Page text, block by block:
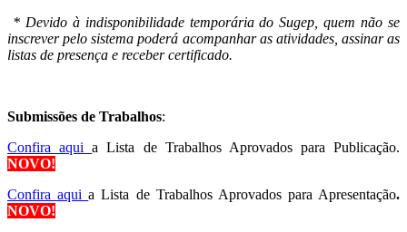
* Devido à indisponibilidade temporária do Sugep, quem não se
inscrever pelo sistema poderá acompanhar as atividades, assinar as
listas de presença e receber certificado.
Submissões de Trabalhos:
Confira aquia Lista de Trabalhos Aprovados para Publicação.
NOVO!
Confira aquia Lista de Trabalhos Aprovados para Apresentação.
NOVO!